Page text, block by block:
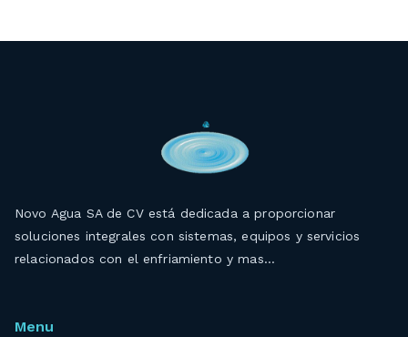
Novo Agua SA de CV está dedicada a proporcionar
soluciones integrales con sistemas, equipos y servicios
relacionados con el enfriamiento y mas…
Menu